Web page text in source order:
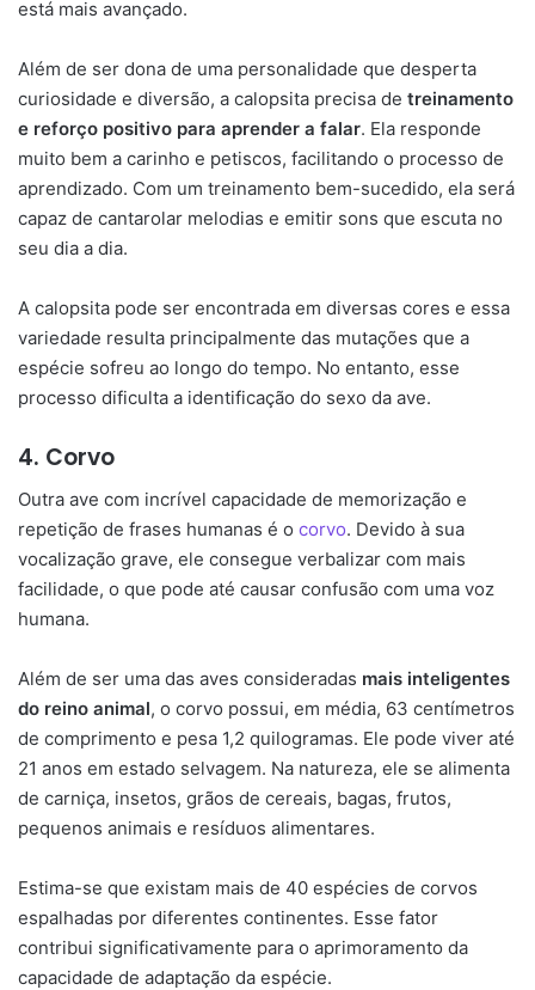
está mais avançado.
Além de ser dona de uma personalidade que desperta
curiosidade e diversão, a calopsita precisa de treinamento
e reforço positivo para aprender a falar. Ela responde
muito bem a carinho e petiscos, facilitando o processo de
aprendizado. Com um treinamento bem-sucedido, ela será
capaz de cantarolar melodias e emitir sons que escuta no
seu dia a dia.
A calopsita pode ser encontrada em diversas cores e essa
variedade resulta principalmente das mutações que a
espécie sofreu ao longo do tempo. No entanto, esse
processo dificulta a identificação do sexo da ave.
4. Corvo
Outra ave com incrível capacidade de memorização e
repetição de frases humanas é o corvo. Devido à sua
vocalização grave, ele consegue verbalizar com mais
facilidade, o que pode até causar confusão com uma voz
humana.
Além de ser uma das aves consideradas mais inteligentes
do reino animal, o corvo possui, em média, 63 centímetros
de comprimento e pesa 1,2 quilogramas. Ele pode viver até
21 anos em estado selvagem. Na natureza, ele se alimenta
de carniça, insetos, grãos de cereais, bagas, frutos,
pequenos animais e resíduos alimentares.
Estima-se que existam mais de 40 espécies de corvos
espalhadas por diferentes continentes. Esse fator
contribui significativamente para o aprimoramento da
capacidade de adaptação da espécie.